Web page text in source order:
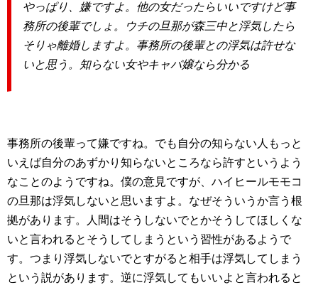
やっぱり、嫌ですよ。他の女だったらいいですけど事
務所の後輩でしょ。ウチの旦那が森三中と浮気したら
そりゃ離婚しますよ。事務所の後輩との浮気は許せな
いと思う。知らない女やキャバ嬢なら分かる
事務所の後輩って嫌ですね。でも自分の知らない人もっと
いえば自分のあずかり知らないところなら許すというよう
なことのようですね。僕の意見ですが、ハイヒールモモコ
の旦那は浮気しないと思いますよ。なぜそういうか言う根
拠があります。人間はそうしないでとかそうしてほしくな
いと言われるとそうしてしまうという習性があるようで
す。つまり浮気しないでとすがると相手は浮気してしまう
という説があります。逆に浮気してもいいよと言われると